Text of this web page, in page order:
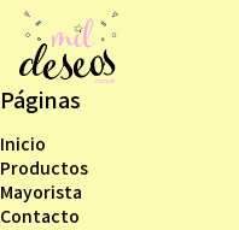
Páginas
Inicio
Productos
Mayorista
Contacto